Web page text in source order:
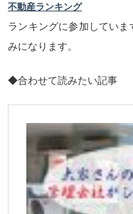
不動産ランキング
ランキングに参加してい
みになります。
◆合わせて読みたい記事